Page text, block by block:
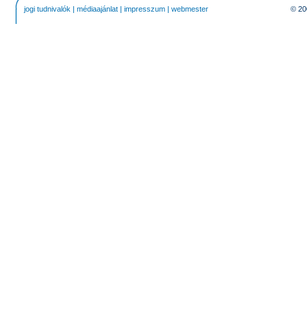
jogi tudnivalók | médiaajánlat | impresszum | webmester ©